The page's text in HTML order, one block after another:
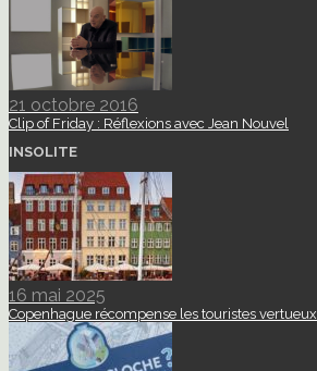
21 octobre 2016
Clip of Friday : Réflexions avec Jean Nouvel
INSOLITE
16 mai 2025
Copenhague récompense les touristes vertueux